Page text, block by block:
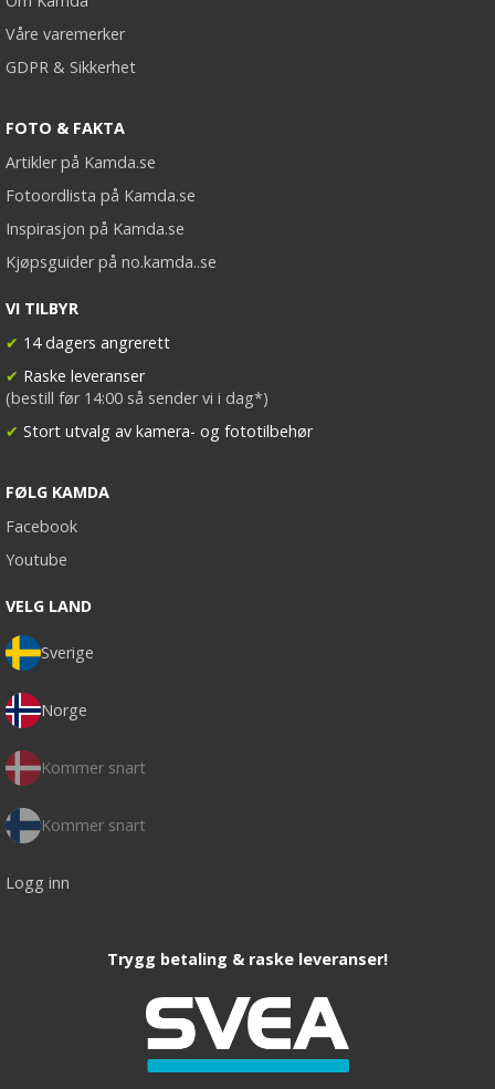
Våre varemerker
GDPR & Sikkerhet
FOTO & FAKTA
Artikler på Kamda.se
Fotoordlista på Kamda.se
Inspirasjon på Kamda.se
Kjøpsguider på no.kamda..se
VI TILBYR
✔ 14 dagers angrerett
✔ Raske leveranser
(bestill før 14:00 så sender vi i dag*)
✔ Stort utvalg av kamera- og fototilbehør
FØLG KAMDA
Facebook
Youtube
VELG LAND
Sverige
Norge
Kommer snart
Kommer snart
Logg inn
Trygg betaling & raske leveranser!